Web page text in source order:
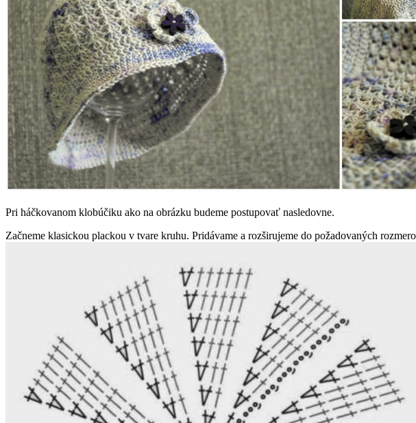
Pri háčkovanom klobúčiku ako na obrázku budeme postupovať nasledovne.
Začneme klasickou plackou v tvare kruhu. Pridávame a rozširujeme do požadovaných